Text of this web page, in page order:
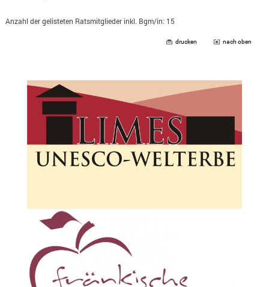
Anzahl der gelisteten Ratsmitglieder inkl. Bgm/in: 15
drucken nach oben